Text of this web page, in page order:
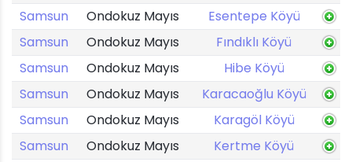
Samsun
Ondokuz Mayıs
Esentepe Köyü
Samsun
Ondokuz Mayıs
Fındıklı Köyü
Samsun
Ondokuz Mayıs
Hibe Köyü
Samsun
Ondokuz Mayıs
Karacaoğlu Köyü
Samsun
Ondokuz Mayıs
Karagöl Köyü
Samsun
Ondokuz Mayıs
Kertme Köyü